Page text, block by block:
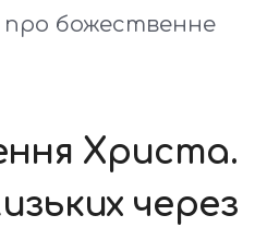
про божественне
Христа.
через